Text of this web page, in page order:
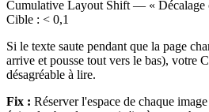
Cumulative Layout Shift — « Décalage
Cible : < 0,1
Si le texte saute pendant que la page
arrive et pousse tout vers le bas), votre
désagréable à lire.
Fix : Réserver l'espace de chaque